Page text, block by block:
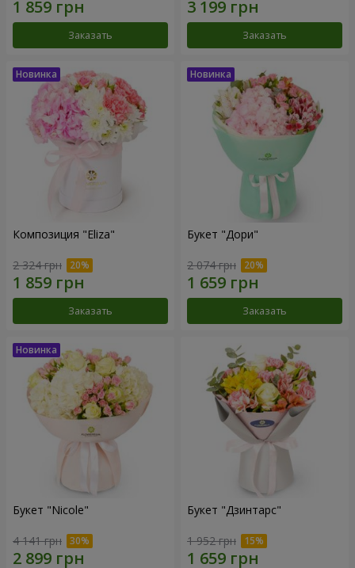
Заказать Заказать
Композиция "Eliza"
2 324 грн
Заказать
Букет "Дори"
2 074 грн
Заказать
Букет "Nicole"
4 141 грн
Букет "Дзинтарс"
1 952 грн